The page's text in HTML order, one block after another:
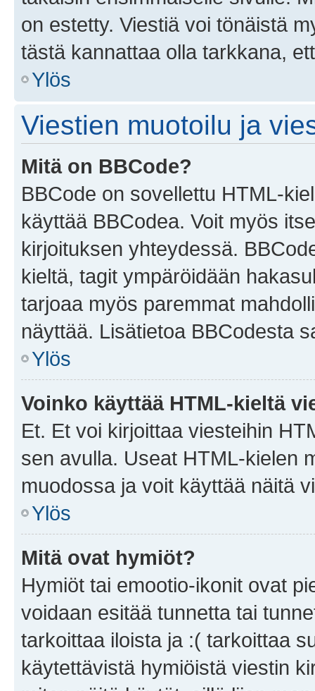
on estetty. Viestiä voi tönäistä
tästä kannattaa olla tarkkana,
Ylös
Viestien muotoilu ja
Mitä on BBCode?
BBCode on sovellettu HTML-
käyttää BBCodea. Voit myös
kirjoituksen yhteydessä.
kieltä, tagit ympäröidään
tarjoaa myös paremmat
näyttää. Lisätietoa BBCodesta
Ylös
Voinko käyttää HTML-kieltä
Et. Et voi kirjoittaa viesteihin
sen avulla. Useat HTML-kielen
muodossa ja voit käyttää näitä
Ylös
Mitä ovat hymiöt?
Hymiöt tai emootio-ikonit ovat
voidaan esitää tunnetta tai
tarkoittaa iloista ja :( tarkoittaa
käytettävistä hymiöistä viestin